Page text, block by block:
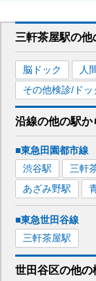
三軒茶屋駅の他
脳ドック 人
その他検診/ドッ
沿線の他の駅か
■東急田園都市線
渋谷駅 三軒
あざみ野駅
■東急世田谷線
三軒茶屋駅
世田谷区の他の